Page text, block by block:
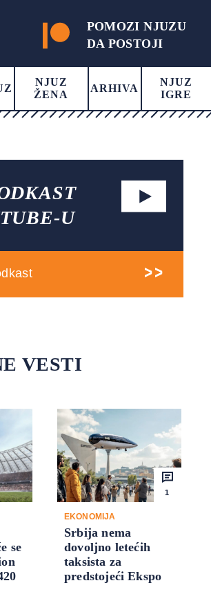
POMOZI NJUZU
DA POSTOJI
NJUZ
ŽENA
ARHIVA
NJUZ
IGRE
U
VESTI
se
1
EKONOMIJA
Srbija nema
dovoljno letećih
taksista za
predstojeći Ekspo